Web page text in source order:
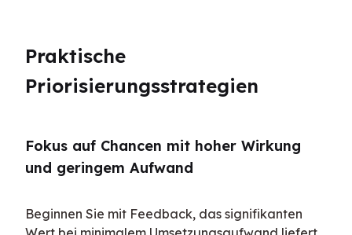
Praktische
Priorisierungsstrategien
Fokus auf Chancen mit hoher Wirkung
und geringem Aufwand
Beginnen Sie mit Feedback, das signifikanten